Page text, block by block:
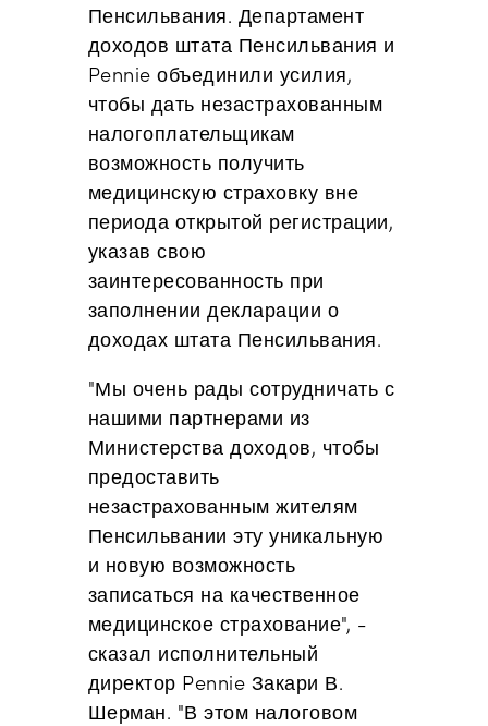
Пенсильвания. Департамент
доходов штата Пенсильвания и
Pennie объединили усилия,
чтобы дать незастрахованным
налогоплательщикам
возможность получить
медицинскую страховку вне
периода открытой регистрации,
указав свою
заинтересованность при
заполнении декларации о
доходах штата Пенсильвания.
"Мы очень рады сотрудничать с
нашими партнерами из
Министерства доходов, чтобы
предоставить
незастрахованным жителям
Пенсильвании эту уникальную
и новую возможность
записаться на качественное
медицинское страхование", -
сказал исполнительный
директор Pennie Закари В.
Шерман. "В этом налоговом